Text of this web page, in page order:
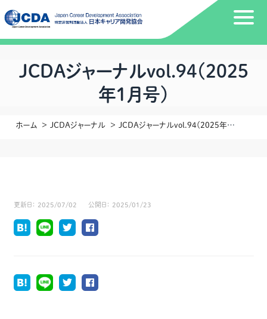
JCDAジャーナルvol.94(2025
年1月号)
ホーム JCDAジャーナル JCDAジャーナルvol.94(2025年1月号)
更新日： 2025/07/02 公開日： 2025/01/23